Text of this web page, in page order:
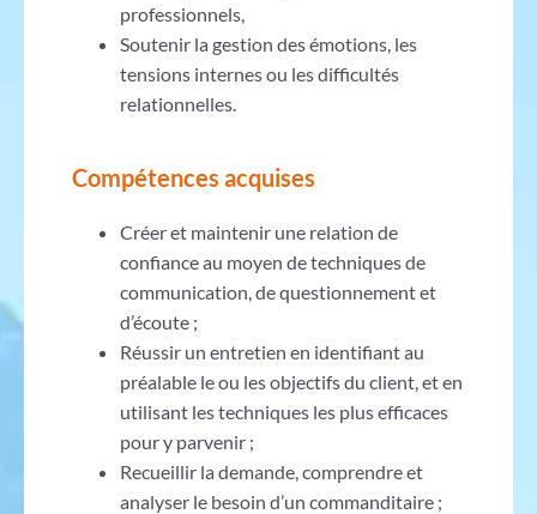
professionnels,
Soutenir la gestion des émotions, les
tensions internes ou les difficultés
relationnelles.
Compétences acquises
Créer et maintenir une relation de
confiance au moyen de techniques de
communication, de questionnement et
d’écoute ;
Réussir un entretien en identifiant au
préalable le ou les objectifs du client, et en
utilisant les techniques les plus efficaces
pour y parvenir ;
Recueillir la demande, comprendre et
analyser le besoin d’un commanditaire ;